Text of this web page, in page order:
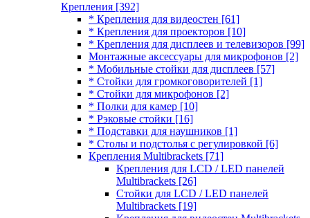
Крепления [392]
* Крепления для видеостен [61]
* Крепления для проекторов [10]
* Крепления для дисплеев и телевизоров [99]
Монтажные аксессуары для микрофонов [2]
* Мобильные стойки для дисплеев [57]
* Стойки для громкоговорителей [1]
* Стойки для микрофонов [2]
* Полки для камер [10]
* Рэковые стойки [16]
* Подставки для наушников [1]
* Столы и подстолья с регулировкой [6]
Крепления Multibrackets [71]
Крепления для LCD / LED панелей
Multibrackets [26]
Стойки для LCD / LED панелей
Multibrackets [19]